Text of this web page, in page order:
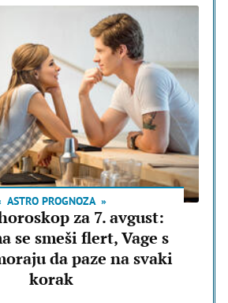
ASTRO PROGNOZA
za 7. avgust:
se smeši flert, Vage s
da paze na svaki
korak